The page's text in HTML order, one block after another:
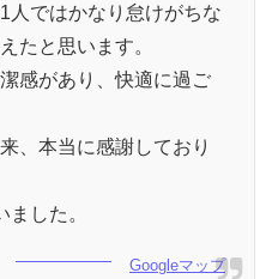
人ではかなり怠けがちな
たと思います。
感があり、快適に過ご
、本当に感謝しており
した。
Googleマップ